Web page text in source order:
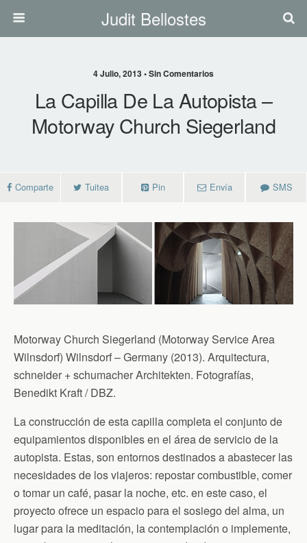
Judit Bellostes
4 Julio, 2013 • Sin Comentarios
La Capilla De La Autopista –
Motorway Church Siegerland
Comparte Tuitea Pin Envía SMS
Motorway Church Siegerland (Motorway Service Area
Wilnsdorf) Wilnsdorf – Germany (2013). Arquitectura,
schneider + schumacher Architekten. Fotografías,
Benedikt Kraft / DBZ.
La construcción de esta capilla completa el conjunto de
equipamientos disponibles en el área de servicio de la
autopista. Estas, son entornos destinados a abastecer las
necesidades de los viajeros: repostar combustible, comer
o tomar un café, pasar la noche, etc. en este caso, el
proyecto ofrece un espacio para el sosiego del alma, un
lugar para la meditación, la contemplación o implemente,